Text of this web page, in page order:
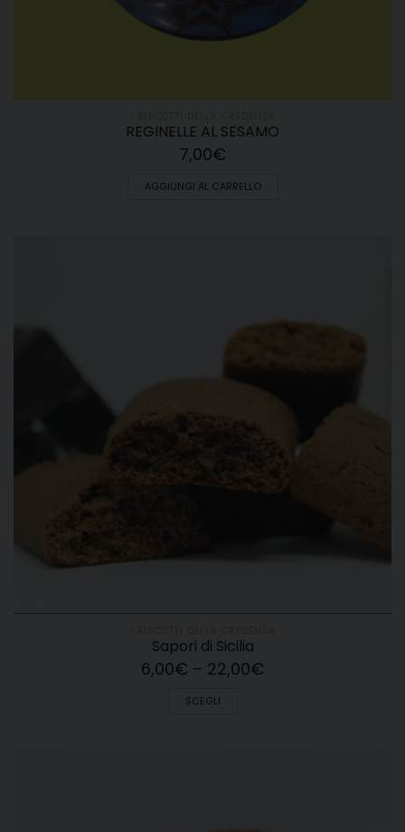
REGINELLE AL SESAMO
7,00€
AGGIUNGI AL CARRELLO
Sapori di Sicilia
6,00€ – 22,00€
SCEGLI